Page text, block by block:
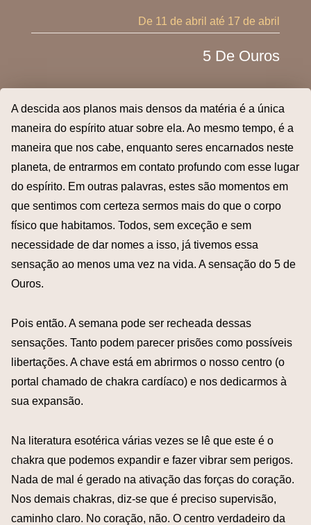
De 11 de abril até 17 de abril
5 De Ouros
A descida aos planos mais densos da matéria é a única
maneira do espírito atuar sobre ela. Ao mesmo tempo, é a
maneira que nos cabe, enquanto seres encarnados neste
planeta, de entrarmos em contato profundo com esse lugar
do espírito. Em outras palavras, estes são momentos em
que sentimos com certeza sermos mais do que o corpo
físico que habitamos. Todos, sem exceção e sem
necessidade de dar nomes a isso, já tivemos essa
sensação ao menos uma vez na vida. A sensação do 5 de
Ouros.
Pois então. A semana pode ser recheada dessas
sensações. Tanto podem parecer prisões como possíveis
libertações. A chave está em abrirmos o nosso centro (o
portal chamado de chakra cardíaco) e nos dedicarmos à
sua expansão.
Na literatura esotérica várias vezes se lê que este é o
chakra que podemos expandir e fazer vibrar sem perigos.
Nada de mal é gerado na ativação das forças do coração.
Nos demais chakras, diz-se que é preciso supervisão,
caminho claro. No coração, não. O centro verdadeiro da